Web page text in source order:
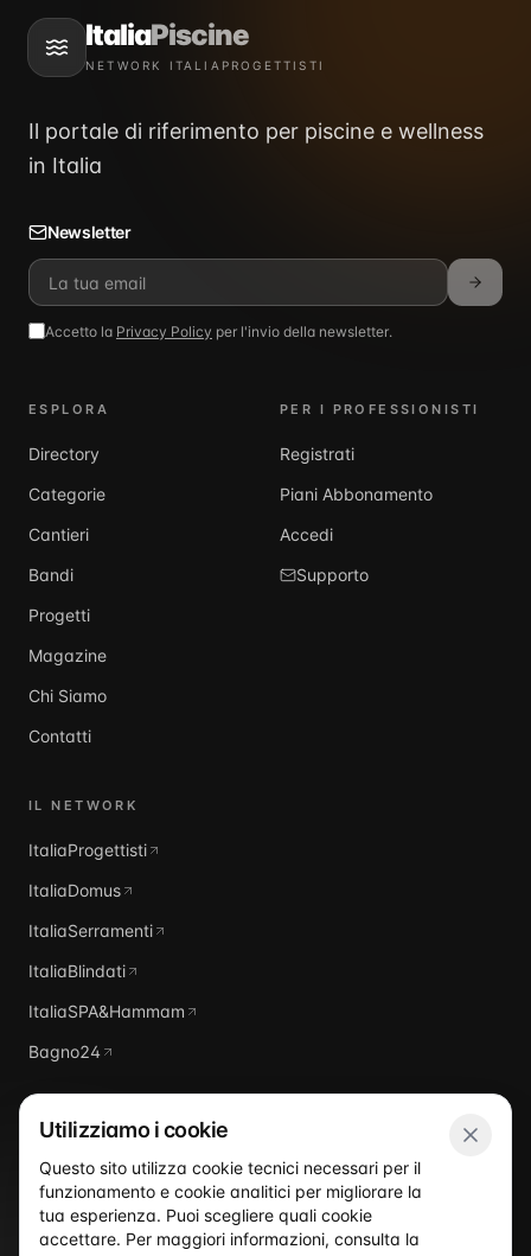
ItaliaPiscine
NETWORK ITALIAPROGETTISTI
Il portale di riferimento per piscine e wellness
in Italia
Newsletter
Accetto la Privacy Policy per l'invio della newsletter.
ESPLORA
Directory
Categorie
Cantieri
Bandi
Progetti
Magazine
Chi Siamo
Contatti
PER I PROFESSIONISTI
Registrati
Piani Abbonamento
Accedi
Supporto
IL NETWORK
ItaliaProgettisti
ItaliaDomus
ItaliaSerramenti
ItaliaBlindati
ItaliaSPA&Hammam
Bagno24
ItaliaPiscine
Utilizziamo i cookie
Questo sito utilizza cookie tecnici necessari per il
funzionamento e cookie analitici per migliorare la
tua esperienza. Puoi scegliere quali cookie
accettare. Per maggiori informazioni, consulta la